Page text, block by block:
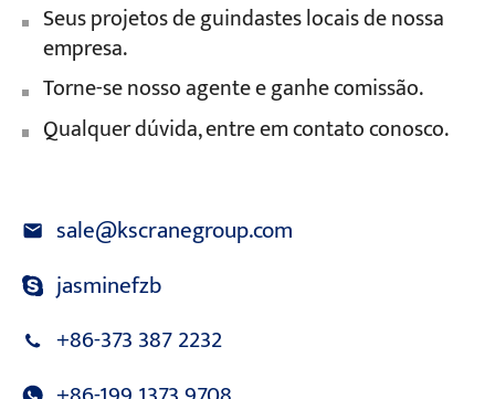
Seus projetos de guindastes locais de nossa
empresa.
Torne-se nosso agente e ganhe comissão.
Qualquer dúvida, entre em contato conosco.
sale@kscranegroup.com
jasminefzb
+86-373 387 2232